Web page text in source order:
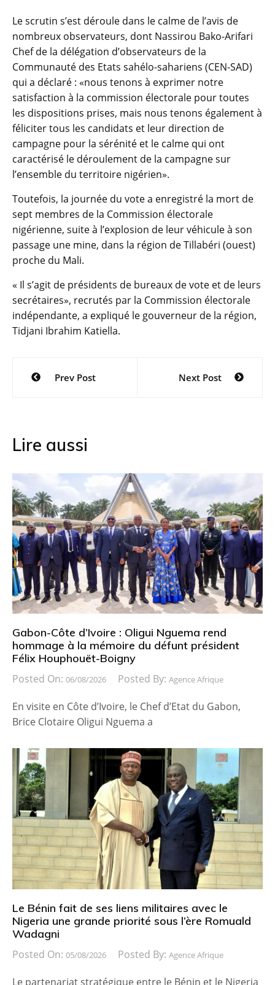
Le scrutin s’est déroule dans le calme de l’avis de
nombreux observateurs, dont Nassirou Bako-Arifari
Chef de la délégation d’observateurs de la
Communauté des Etats sahélo-sahariens (CEN-SAD)
qui a déclaré : «nous tenons à exprimer notre
satisfaction à la commission électorale pour toutes
les dispositions prises, mais nous tenons également à
féliciter tous les candidats et leur direction de
campagne pour la sérénité et le calme qui ont
caractérisé le déroulement de la campagne sur
l’ensemble du territoire nigérien».
Toutefois, la journée du vote a enregistré la mort de
sept membres de la Commission électorale
nigérienne, suite à l’explosion de leur véhicule à son
passage une mine, dans la région de Tillabéri (ouest)
proche du Mali.
« Il s’agit de présidents de bureaux de vote et de leurs
secrétaires», recrutés par la Commission électorale
indépendante, a expliqué le gouverneur de la région,
Tidjani Ibrahim Katiella.
Navigation
Prev Post Next Post
Lire aussi
Gabon-Côte d’Ivoire : Oligui Nguema rend
hommage à la mémoire du défunt président
Félix Houphouët-Boigny
Posted On: 06/08/2026 Posted By: Agence Afrique
En visite en Côte d’Ivoire, le Chef d’Etat du Gabon,
Brice Clotaire Oligui Nguema a
Le Bénin fait de ses liens militaires avec le
Nigeria une grande priorité sous l’ère Romuald
Wadagni
Posted On: 05/08/2026 Posted By: Agence Afrique
Le partenariat stratégique entre le Bénin et le Nigeria